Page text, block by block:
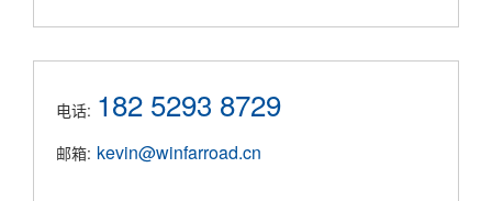
电话: 182 5293 8729
邮箱: kevin@winfarroad.cn